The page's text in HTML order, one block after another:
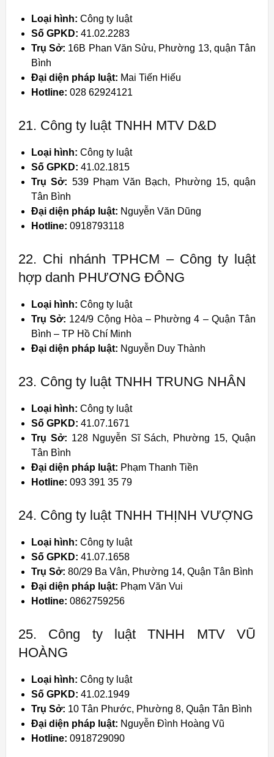
Loại hình: Công ty luật
Số GPKD: 41.02.2283
Trụ Sở: 16B Phan Văn Sửu, Phường 13, quận Tân
Bình
Đại diện pháp luật: Mai Tiến Hiếu
Hotline: 028 62924121
21. Công ty luật TNHH MTV D&D
Loại hình: Công ty luật
Số GPKD: 41.02.1815
Trụ Sở: 539 Phạm Văn Bạch, Phường 15, quận
Tân Bình
Đại diện pháp luật: Nguyễn Văn Dũng
Hotline: 0918793118
22. Chi nhánh TPHCM – Công ty luật
hợp danh PHƯƠNG ĐÔNG
Loại hình: Công ty luật
Trụ Sở: 124/9 Cộng Hòa – Phường 4 – Quận Tân
Bình – TP Hồ Chí Minh
Đại diện pháp luật: Nguyễn Duy Thành
23. Công ty luật TNHH TRUNG NHÂN
Loại hình: Công ty luật
Số GPKD: 41.07.1671
Trụ Sở: 128 Nguyễn Sĩ Sách, Phường 15, Quận
Tân Bình
Đại diện pháp luật: Phạm Thanh Tiền
Hotline: 093 391 35 79
24. Công ty luật TNHH THỊNH VƯỢNG
Loại hình: Công ty luật
Số GPKD: 41.07.1658
Trụ Sở: 80/29 Ba Vân, Phường 14, Quận Tân Bình
Đại diện pháp luật: Phạm Văn Vui
Hotline: 0862759256
25. Công ty luật TNHH MTV VŨ
HOÀNG
Loại hình: Công ty luật
Số GPKD: 41.02.1949
Trụ Sở: 10 Tân Phước, Phường 8, Quận Tân Bình
Đại diện pháp luật: Nguyễn Đình Hoàng Vũ
Hotline: 0918729090